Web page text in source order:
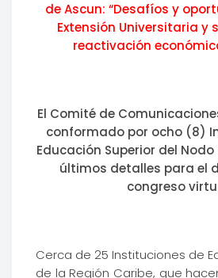
de Ascun: “Desafíos y
Extensión Universitaria y
reactivación
El Comité de
conformado por ocho (8)
Educación Superior del
últimos detalles para el
congreso
Cerca de 25 Instituciones de
de la Región Caribe, que